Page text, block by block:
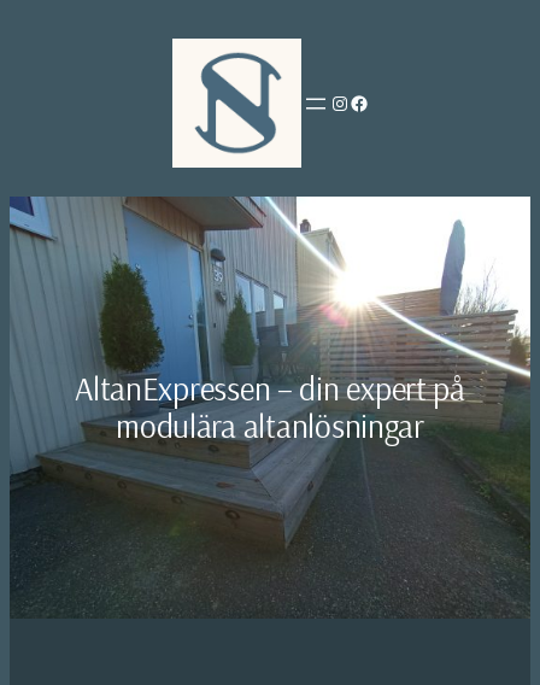
Instagram
Facebook
AltanExpressen – din expert på
modulära altanlösningar